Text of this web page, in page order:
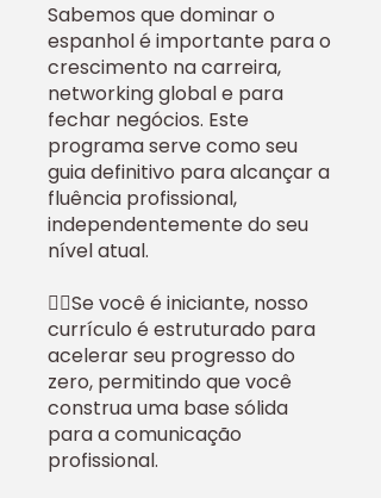
Sabemos que dominar o
espanhol é importante para o
crescimento na carreira,
networking global e para
fechar negócios. Este
programa serve como seu
guia definitivo para alcançar a
fluência profissional,
independentemente do seu
nível atual.
🙇‍♀️Se você é iniciante, nosso
currículo é estruturado para
acelerar seu progresso do
zero, permitindo que você
construa uma base sólida
para a comunicação
profissional.